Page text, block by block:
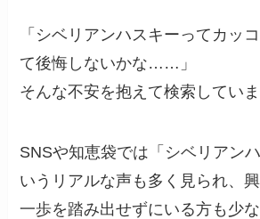
「シベリアンハスキーってカッ
て後悔しないかな……」
そんな不安を抱えて検索してい
SNSや知恵袋では「シベリアン
いうリアルな声も多く見られ、
一歩を踏み出せずにいる方も少な